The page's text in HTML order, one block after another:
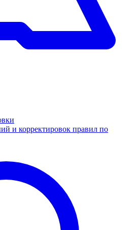
и корректировок правил по